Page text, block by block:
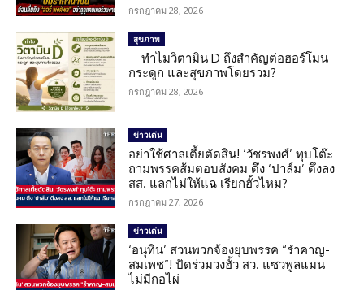
กรกฎาคม 28, 2026
สุขภาพ
ทำไมวิตามิน D ถึงสำคัญต่อฮอร์โมน
กระดูก และสุขภาพโดยรวม?
กรกฎาคม 28, 2026
ข่าวเด่น
อย่าใช้ศาลเตี้ยตัดสิน! ‘วัชรพงศ์’ ทุบโต๊ะ
ถามพรรคส้มตอบสังคม ดึง ‘ปาล์ม’ ดึงลง
สส. แลกไม่ให้แฉ เรียกฮั้วไหม?
กรกฎาคม 27, 2026
ข่าวเด่น
‘อนุทิน’ สวนพวกจ้องยุบพรรค “รำคาญ-
สมเพช”! ปัดร่วมวงฮั้ว สว. แซวพูลแมน
ไม่มีกอไผ่